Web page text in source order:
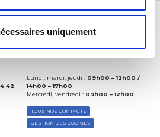
uniquement
42
Lundi, mardi, jeudi : 09h00 – 12h00 /
14h00 – 17h00
Mercredi, vendredi : 09h00 – 12h00
TOUS NOS CONTACTS
GESTION DES COOKIES